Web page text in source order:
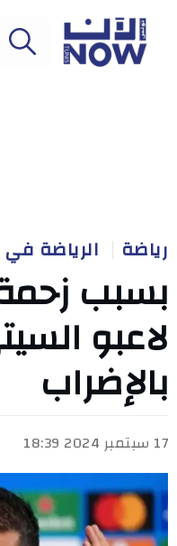
رياضة الرياضة في
بسبب زحمة
لاعبو
بالإضراب
17 سبتمبر 2024 18:39